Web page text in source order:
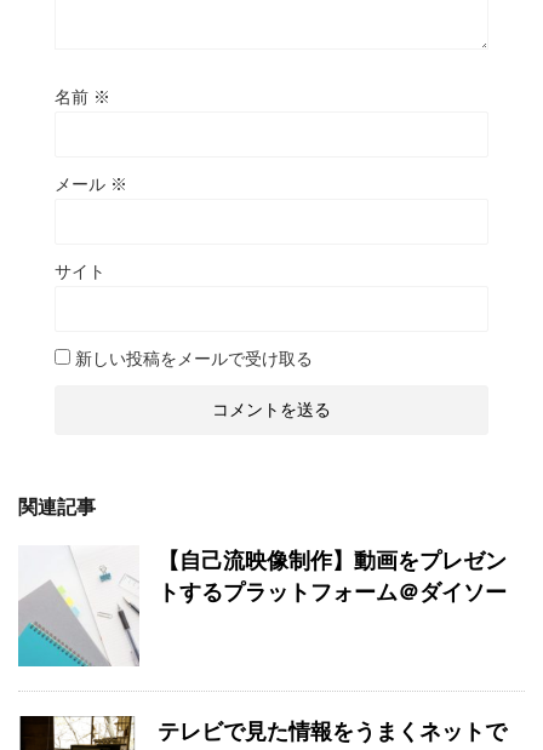
名前 ※
メール ※
サイト
新しい投稿をメールで受け取る
関連記事
【自己流映像制作】動画をプレゼン
トするプラットフォーム＠ダイソー
テレビで見た情報をうまくネットで